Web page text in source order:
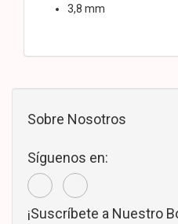
3,8 mm
Sobre Nosotros
Síguenos en:
¡Suscríbete a Nuestro